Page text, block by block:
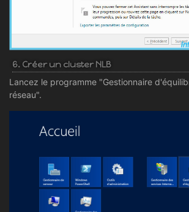
6. Créer un cluster NLB
Lancez le programme "Gestionnaire
réseau".